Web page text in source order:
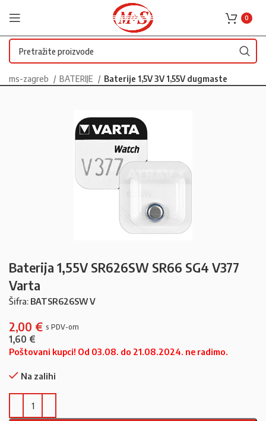
0
ms-zagreb BATERIJE Baterije 1,5V 3V 1,55V dugmaste
Baterija 1,55V SR626SW SR66 SG4 V377
Varta
Šifra: BATSR626SW V
2,00 €
1,60 €
Poštovani kupci! Od 03.08. do 21.08.2024. ne radimo.
Na zalihi